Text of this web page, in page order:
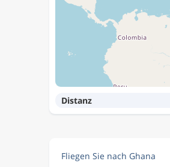
Distanz
Fliegen Sie nach Ghana